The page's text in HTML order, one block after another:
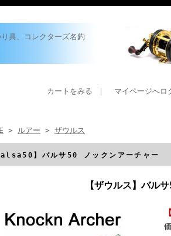
具、コレクターズ名釣
カートをみる ｜ マイページへロ
> ルアー > ザウルス
】バルサ50 ノックンアーチャー
【ザウルス】バル